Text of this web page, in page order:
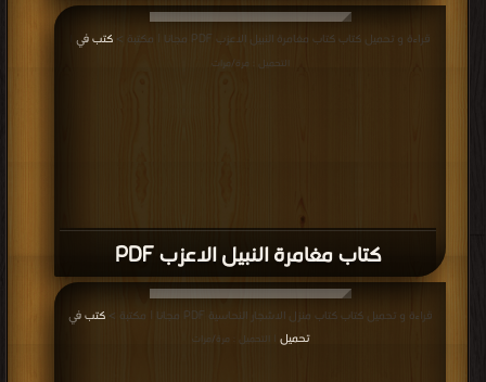
كتاب مغامرة النبيل الاعزب PDF
قراءة و تحميل كتاب كتاب مغامرة النبيل الاعزب PDF مجانا | مكتبة > كتب في
التحميل : مرة/مرات
قراءة و تحميل كتاب كتاب منزل الاشجار النحاسية PDF مجانا | مكتبة >
كتب في
تحميل
| التحميل : مرة/مرات